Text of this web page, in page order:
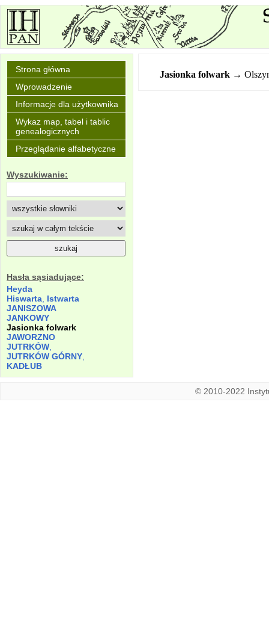
Strona główna
Wprowadzenie
Informacje dla użytkownika
Wykaz map, tabel i tablic
genealogicznych
Przeglądanie alfabetyczne
Wyszukiwanie:
Hasła sąsiadujące:
Heyda
Hiswarta Istwarta
JANISZOWA
JANKOWY
Jasionka folwark
JAWORZNO
JUTRKÓW
JUTRKÓW GÓRNY
KADŁUB
Jasionka folwark →
© 2010-2022